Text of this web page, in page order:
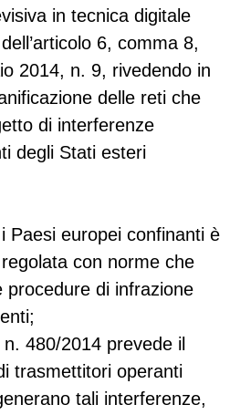
in tecnica digitale
6, comma 8,
2014, n. 9, rivedendo in
delle reti che
di interferenze
degli Stati esteri
Paesi europei confinanti è
con norme che
procedure di infrazione
480/2014 prevede il
trasmettitori operanti
tali interferenze,